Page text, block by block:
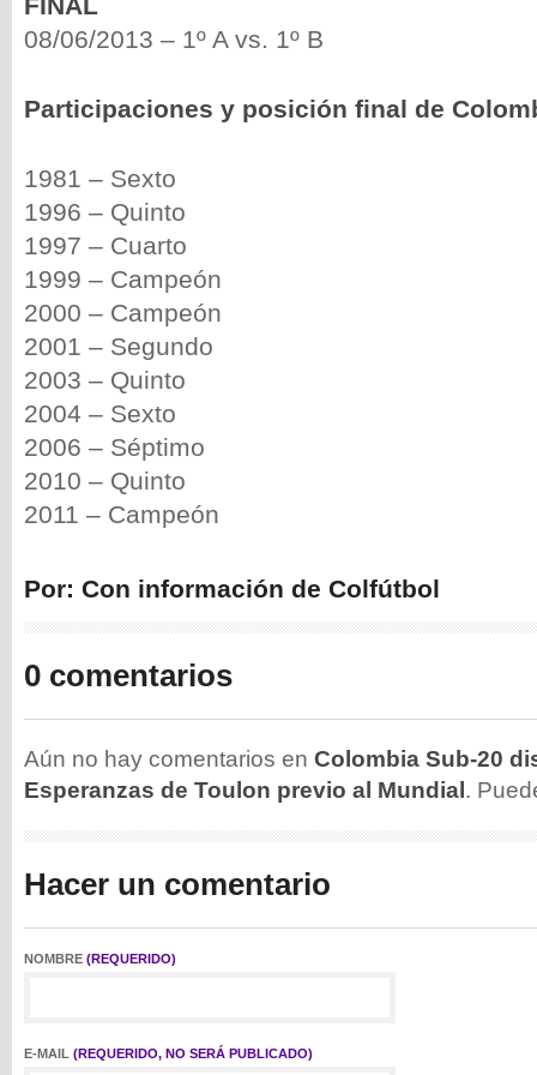
08/06/2013 – 1º A vs. 1º B
Participaciones y posición final de
1981 – Sexto
1996 – Quinto
1997 – Cuarto
1999 – Campeón
2000 – Campeón
2001 – Segundo
2003 – Quinto
2004 – Sexto
2006 – Séptimo
2010 – Quinto
2011 – Campeón
Por: Con información de Colfútbol
0 comentarios
Aún no hay comentarios en Colombia Sub-20
Esperanzas de Toulon previo al Mundial .
Hacer un comentario
NOMBRE (REQUERIDO)
E-MAIL (REQUERIDO, NO SERÁ PUBLICADO)